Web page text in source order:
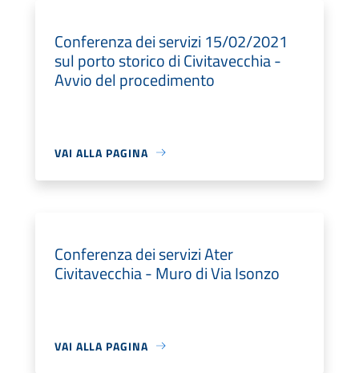
Conferenza dei servizi 15/02/2021
sul porto storico di Civitavecchia -
Avvio del procedimento
VAI ALLA PAGINA
Conferenza dei servizi Ater
Civitavecchia - Muro di Via Isonzo
VAI ALLA PAGINA